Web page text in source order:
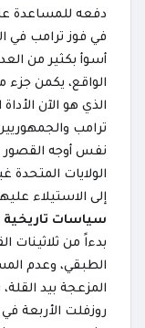
دفعه للمساعدة
في فوز ترامب في
أسوأ بكثير من
الواقع، يكمن
الذي هو الآن
ترامب
نفس أوجه القصور
الولايات
إلى الاستيلاء
سياسات تاريخية
بدءاً من ثلاثينات
الطبقي، وعدم
المزعجة بيد
روزفلت الأربعة